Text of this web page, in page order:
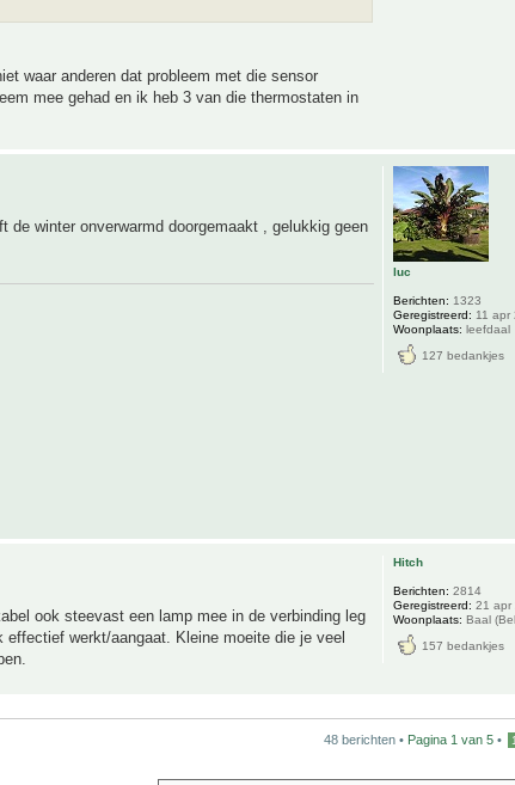
waar anderen dat probleem met die sensor
mee gehad en ik heb 3 van die thermostaten in
winter onverwarmd doorgemaakt , gelukkig geen
luc
Berichten: 1323
Geregistreerd: 11 apr
Woonplaats: leefdaal
127 bedankjes
ook steevast een lamp mee in de verbinding leg
werkt/aangaat. Kleine moeite die je veel
Hitch
Berichten: 2814
Geregistreerd: 21 apr
Woonplaats: Baal
157 bedankjes
48 berichten • Pagina 1 van 5 • 1